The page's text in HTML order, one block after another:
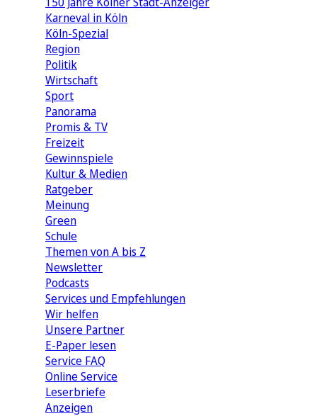
Karneval in Köln
Köln-Spezial
Region
Politik
Wirtschaft
Sport
Panorama
Promis & TV
Freizeit
Gewinnspiele
Kultur & Medien
Ratgeber
Meinung
Green
Schule
Themen von A bis Z
Newsletter
Podcasts
Services und Empfehlungen
Wir helfen
Unsere Partner
E-Paper lesen
Service FAQ
Online Service
Leserbriefe
Anzeigen